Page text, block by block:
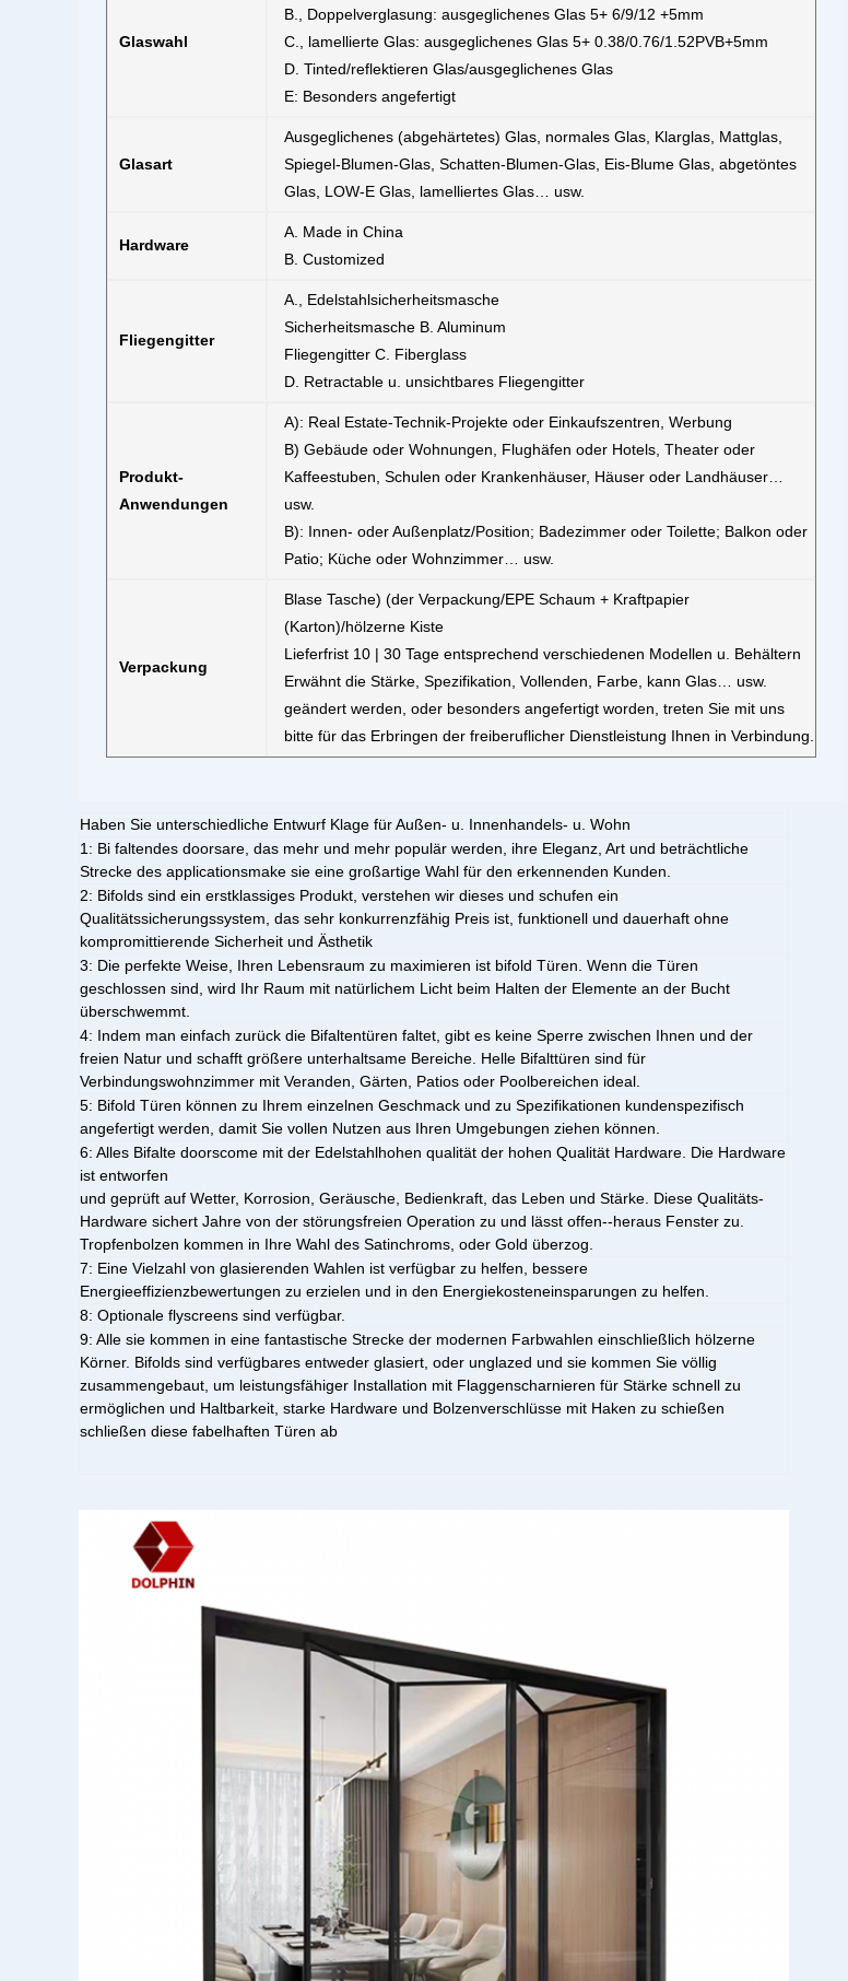
Glaswahl
B., Doppelverglasung: ausgeglichenes Glas 5+ 6/9/12 +5mm
C., lamellierte Glas: ausgeglichenes Glas 5+ 0.38/0.76/1.52PVB+5mm
D. Tinted/reflektieren Glas/ausgeglichenes Glas
E: Besonders angefertigt
Glasart
Ausgeglichenes (abgehärtetes) Glas, normales Glas, Klarglas, Mattglas,
Spiegel-Blumen-Glas, Schatten-Blumen-Glas, Eis-Blume Glas, abgetöntes
Glas, LOW-E Glas, lamelliertes Glas… usw.
Hardware
A. Made in China
B. Customized
Fliegengitter
A., Edelstahlsicherheitsmasche
Sicherheitsmasche B. Aluminum
Fliegengitter C. Fiberglass
D. Retractable u. unsichtbares Fliegengitter
Produkt-
Anwendungen
A): Real Estate-Technik-Projekte oder Einkaufszentren, Werbung
B) Gebäude oder Wohnungen, Flughäfen oder Hotels, Theater oder
Kaffeestuben, Schulen oder Krankenhäuser, Häuser oder Landhäuser…
usw.
B): Innen- oder Außenplatz/Position; Badezimmer oder Toilette; Balkon oder
Patio; Küche oder Wohnzimmer… usw.
Verpackung
Blase Tasche) (der Verpackung/EPE Schaum + Kraftpapier
(Karton)/hölzerne Kiste
Lieferfrist 10 | 30 Tage entsprechend verschiedenen Modellen u. Behältern
Erwähnt die Stärke, Spezifikation, Vollenden, Farbe, kann Glas… usw.
geändert werden, oder besonders angefertigt worden, treten Sie mit uns
bitte für das Erbringen der freiberuflicher Dienstleistung Ihnen in Verbindung.
Haben Sie unterschiedliche Entwurf Klage für Außen- u. Innenhandels- u. Wohn
1: Bi faltendes doorsare, das mehr und mehr populär werden, ihre Eleganz, Art und beträchtliche
Strecke des applicationsmake sie eine großartige Wahl für den erkennenden Kunden.
2: Bifolds sind ein erstklassiges Produkt, verstehen wir dieses und schufen ein
Qualitätssicherungssystem, das sehr konkurrenzfähig Preis ist, funktionell und dauerhaft ohne
kompromittierende Sicherheit und Ästhetik
3: Die perfekte Weise, Ihren Lebensraum zu maximieren ist bifold Türen. Wenn die Türen
geschlossen sind, wird Ihr Raum mit natürlichem Licht beim Halten der Elemente an der Bucht
überschwemmt.
4: Indem man einfach zurück die Bifaltentüren faltet, gibt es keine Sperre zwischen Ihnen und der
freien Natur und schafft größere unterhaltsame Bereiche. Helle Bifalttüren sind für
Verbindungswohnzimmer mit Veranden, Gärten, Patios oder Poolbereichen ideal.
5: Bifold Türen können zu Ihrem einzelnen Geschmack und zu Spezifikationen kundenspezifisch
angefertigt werden, damit Sie vollen Nutzen aus Ihren Umgebungen ziehen können.
6: Alles Bifalte doorscome mit der Edelstahlhohen qualität der hohen Qualität Hardware. Die Hardware
ist entworfen
und geprüft auf Wetter, Korrosion, Geräusche, Bedienkraft, das Leben und Stärke. Diese Qualitäts-
Hardware sichert Jahre von der störungsfreien Operation zu und lässt offen--heraus Fenster zu.
Tropfenbolzen kommen in Ihre Wahl des Satinchroms, oder Gold überzog.
7: Eine Vielzahl von glasierenden Wahlen ist verfügbar zu helfen, bessere
Energieeffizienzbewertungen zu erzielen und in den Energiekosteneinsparungen zu helfen.
8: Optionale flyscreens sind verfügbar.
9: Alle sie kommen in eine fantastische Strecke der modernen Farbwahlen einschließlich hölzerne
Körner. Bifolds sind verfügbares entweder glasiert, oder unglazed und sie kommen Sie völlig
zusammengebaut, um leistungsfähiger Installation mit Flaggenscharnieren für Stärke schnell zu
ermöglichen und Haltbarkeit, starke Hardware und Bolzenverschlüsse mit Haken zu schießen
schließen diese fabelhaften Türen ab